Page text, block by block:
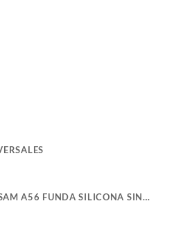
A56 FUNDA SILICONA SIN
SAMSUNG